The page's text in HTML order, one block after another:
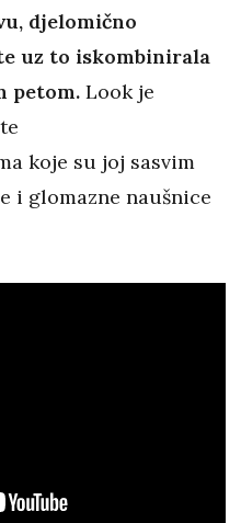
djelomično
uz to iskombinirala
petom. Look je
koje su joj sasvim
i glomazne naušnice